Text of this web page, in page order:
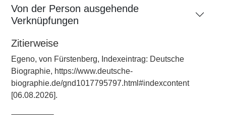
Von der Person ausgehende
Verknüpfungen
Zitierweise
Egeno, von Fürstenberg, Indexeintrag: Deutsche
Biographie, https://www.deutsche-
biographie.de/gnd1017795797.html#indexcontent
[06.08.2026].